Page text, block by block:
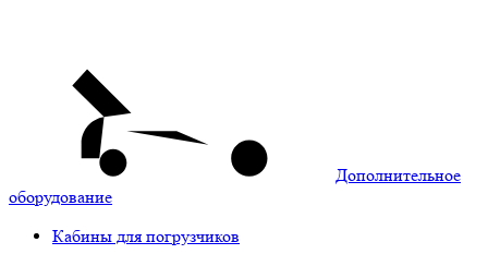
Дополнительное
оборудование
Кабины для погрузчиков